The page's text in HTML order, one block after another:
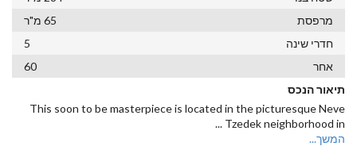
מרפסת
65 מ"ר
חדרי שינה
5
אחר
60
תיאור הנכס
This soon to be masterpiece is located in the picturesque Neve
Tzedek neighborhood in
...
המשך...